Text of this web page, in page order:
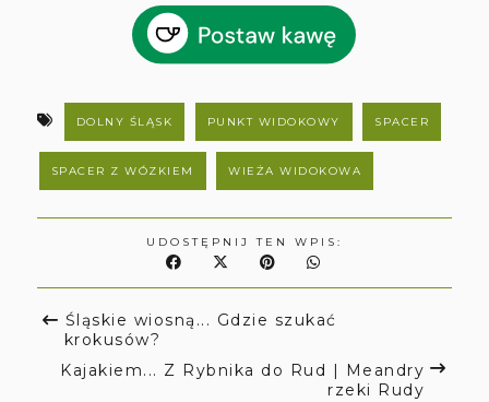
DOLNY ŚLĄSK PUNKT WIDOKOWY SPACER
SPACER Z WÓZKIEM WIEŻA WIDOKOWA
UDOSTĘPNIJ TEN WPIS:
Śląskie wiosną... Gdzie szukać
krokusów?
Kajakiem... Z Rybnika do Rud | Meandry
rzeki Rudy